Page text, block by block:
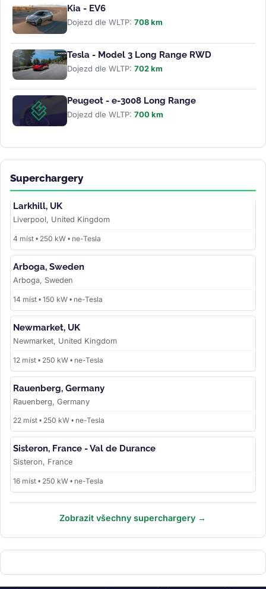
Kia - EV6
Dojezd dle WLTP: 708 km
Tesla - Model 3 Long Range RWD
Dojezd dle WLTP: 702 km
Peugeot - e-3008 Long Range
Dojezd dle WLTP: 700 km
Superchargery
Larkhill, UK
Liverpool, United Kingdom
4 míst • 250 kW • ne-Tesla
Arboga, Sweden
Arboga, Sweden
14 míst • 150 kW • ne-Tesla
Newmarket, UK
Newmarket, United Kingdom
12 míst • 250 kW • ne-Tesla
Rauenberg, Germany
Rauenberg, Germany
22 míst • 250 kW • ne-Tesla
Sisteron, France - Val de Durance
Sisteron, France
16 míst • 250 kW • ne-Tesla
Zobrazit všechny superchargery →